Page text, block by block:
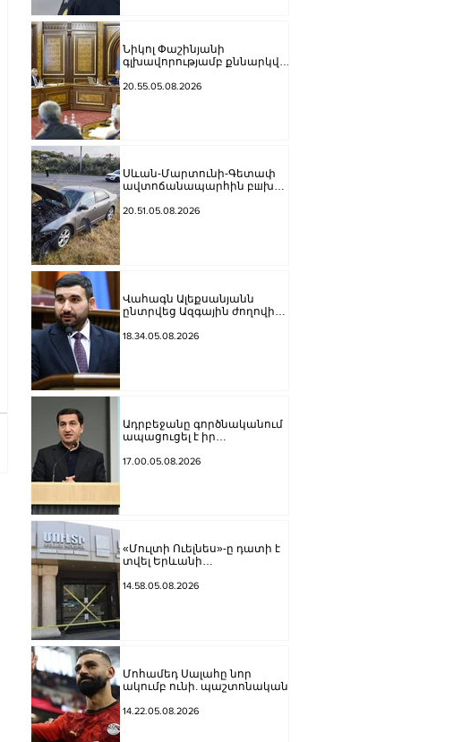
Նիկոլ Փաշինյանի
գլխավորությամբ քննարկվել
2031 թվականների ծրագրի
20.55.05.08.2026
Սևան-Մարտունի-Գետափ
ավտոճանապարհին բшխվել
վիրшվոր
20.51.05.08.2026
Վահագն Ալեքսանյանն
ընտրվեց Ազգային ժողովի
18.34.05.08.2026
Ադրբեջանը գործնականում
ապացուցել է իր
Հայաստանի հետ խաղաղ
17.00.05.08.2026
«Մուլտի Ուելնես»-ը դատի է
տվել Երևանի
14.58.05.08.2026
Մոհամեդ Սալահը նոր
ակումբ ունի. պաշտոնական
14.22.05.08.2026